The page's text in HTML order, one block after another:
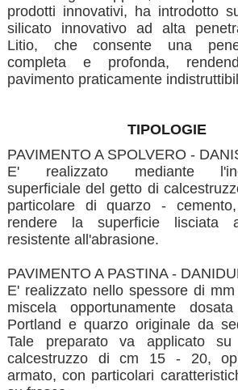
prodotti innovativi, ha introdotto
silicato innovativo ad alta
Litio, che consente una
completa e profonda,
pavimento praticamente
TIPOLOGIE
PAVIMENTO A SPOLVERO -
E' realizzato mediante
superficiale del getto di
particolare di quarzo -
rendere la superficie lisciata
resistente all'abrasione.
PAVIMENTO A PASTINA -
E' realizzato nello spessore di
miscela opportunamente
Portland e quarzo originale da
Tale preparato va applicato
calcestruzzo di cm 15 - 20,
armato, con particolari